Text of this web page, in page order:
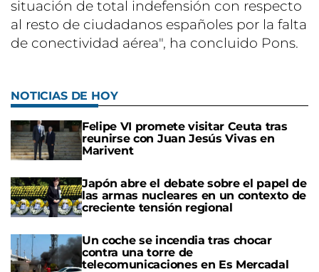
situación de total indefensión con respecto
al resto de ciudadanos españoles por la falta
de conectividad aérea", ha concluido Pons.
NOTICIAS DE HOY
Felipe VI promete visitar Ceuta tras
reunirse con Juan Jesús Vivas en
Marivent
Japón abre el debate sobre el papel de
las armas nucleares en un contexto de
creciente tensión regional
Un coche se incendia tras chocar
contra una torre de
telecomunicaciones en Es Mercadal